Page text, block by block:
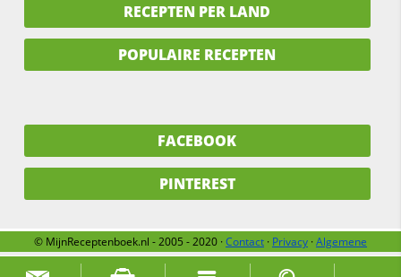
RECEPTEN PER LAND
POPULAIRE RECEPTEN
FACEBOOK
PINTEREST
© MijnReceptenboek.nl - 2005 - 2020 ·Contact · Privacy ·Algemene
voorwaarden
Over ons